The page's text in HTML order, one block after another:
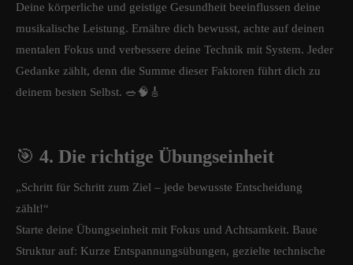
Deine körperliche und geistige Gesundheit beeinflussen deine
musikalische Leistung. Ernähre dich bewusst, achte auf deinen
mentalen Fokus und verbessere deine Technik mit System. Jeder
Gedanke zählt, denn die Summe dieser Faktoren führt dich zu
deinem besten Selbst. 🥗🧠🎸
🎯 4. Die richtige Übungseinheit
„Schritt für Schritt zum Ziel – jede bewusste Entscheidung
zählt!“
Starte deine Übungseinheit mit Fokus und Achtsamkeit. Baue
Struktur auf: Kurze Entspannungsübungen, gezielte technische